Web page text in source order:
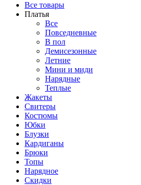
Все товары
Платья
Все
Повседневные
В пол
Демисезонные
Летние
Мини и миди
Нарядные
Теплые
Жакеты
Свитеры
Костюмы
Юбки
Блузки
Кардиганы
Брюки
Топы
Нарядное
Скидки